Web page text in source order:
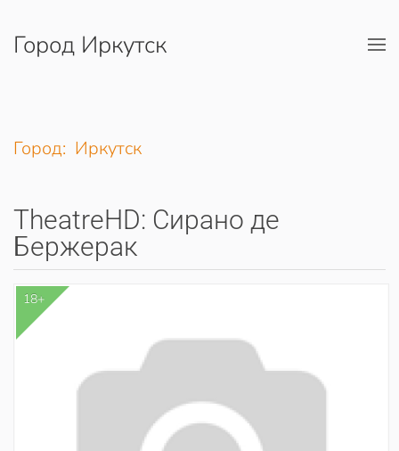
Перейти к содержимому
Город Иркутск
Город: Иркутск
TheatreHD: Сирано де
Бержерак
18+